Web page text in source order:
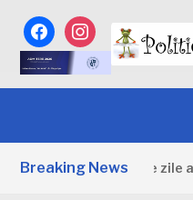
facebookinstagram
Breaking News
Dâmbovița: Primele zile ale